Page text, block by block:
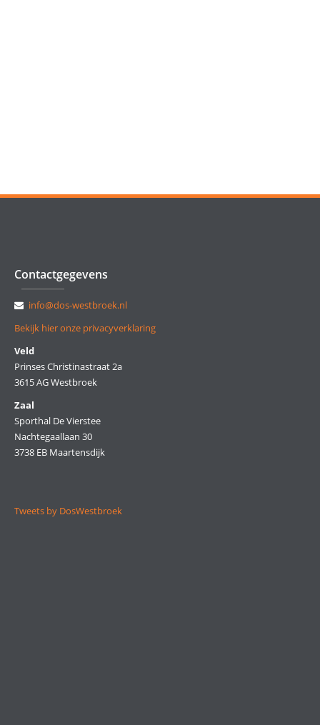
Contactgegevens
info@dos-westbroek.nl
Bekijk hier onze privacyverklaring
Veld
Prinses Christinastraat 2a
3615 AG Westbroek
Zaal
Sporthal De Vierstee
Nachtegaallaan 30
3738 EB Maartensdijk
Tweets by DosWestbroek